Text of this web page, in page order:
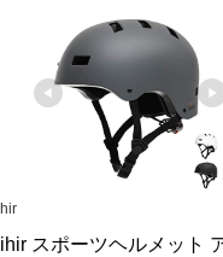
スポーツヘルメット